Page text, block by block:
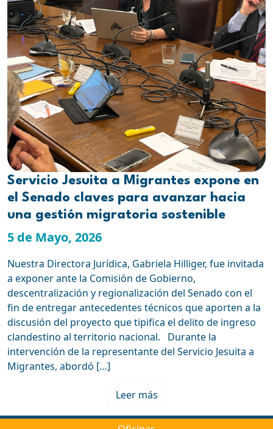
Servicio Jesuita a Migrantes expone en
el Senado claves para avanzar hacia
una gestión migratoria sostenible
5 de Mayo, 2026
Nuestra Directora Jurídica, Gabriela Hilliger, fue invitada
a exponer ante la Comisión de Gobierno,
descentralización y regionalización del Senado con el
fin de entregar antecedentes técnicos que aporten a la
discusión del proyecto que tipifica el delito de ingreso
clandestino al territorio nacional. Durante la
intervención de la representante del Servicio Jesuita a
Migrantes, abordó […]
Leer más